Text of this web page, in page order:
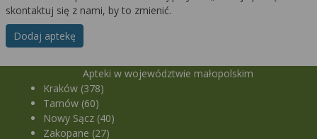
skontaktuj się z nami, by to zmienić.
Dodaj aptekę
Apteki w województwie małopolskim
Kraków (378)
Tarnów (60)
Nowy Sącz (40)
Zakopane (27)